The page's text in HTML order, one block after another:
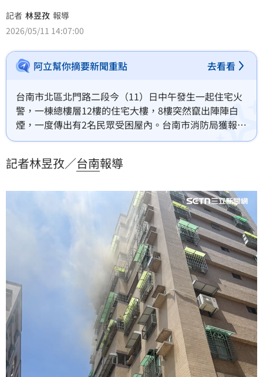
記者 林昱孜 報導
2026/05/11 14:07:00
阿立幫你摘要新聞重點 去看看
台南市北區北門路二段今（11）日中午發生一起住宅火
警，一棟總樓層12樓的住宅大樓，8樓突然竄出陣陣白
煙，一度傳出有2名民眾受困屋內。台南市消防局獲報後
不敢大意，立即出動大批人車前往馳援，幸無人員傷
記者林昱孜／台南報導